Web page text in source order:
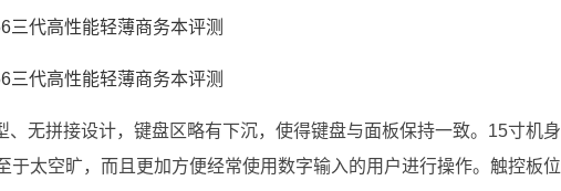
无拼接设计，键盘区略有下沉，使得键盘与面板保持一致。15寸机身
于太空旷，而且更加方便经常使用数字输入的用户进行操作。触控板位